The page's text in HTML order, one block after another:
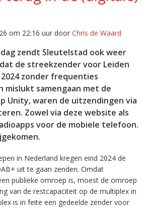
om 22:16 uur door Chris de Waard
zendt Sleutelstad ook weer
de streekzender voor Leiden
zonder frequenties
mislukt samengaan met de
Unity, waren de uitzendingen via
Zowel via deze website als
voor de mobiele telefoon.
in Nederland kregen eind 2024 de
uit te gaan zenden. Omdat
publieke omroep is, moest de omroep
van de restcapaciteit op de multiplex in
is in feite een gedeelde zender voor